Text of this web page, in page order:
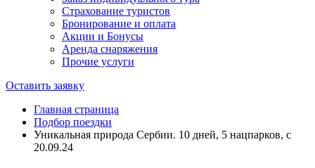
Страхование туристов
Бронирование и оплата
Акции и Бонусы
Аренда снаряжения
Прочие услуги
Оставить заявку
Главная страница
Подбор поездки
Уникальная природа Сербии. 10 дней, 5 нацпарков, с
20.09.24